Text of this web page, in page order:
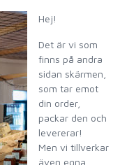
Hej!
Det är vi som
finns på andra
sidan skärmen,
som tar emot
din order,
packar den och
levererar!
Men vi tillverkar
även egna